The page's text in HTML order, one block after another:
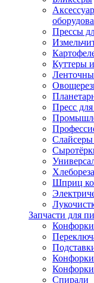
Прессы
Куттеры
Пресс
Слайсеры
Шприц
Запчасти для
Спирали